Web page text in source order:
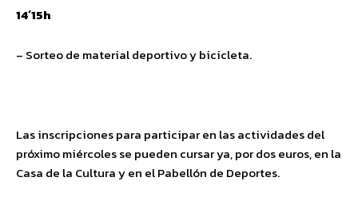
14´15h
– Sorteo de material deportivo y bicicleta.
Las inscripciones para participar en las actividades del
próximo miércoles se pueden cursar ya, por dos euros, en la
Casa de la Cultura y en el Pabellón de Deportes.